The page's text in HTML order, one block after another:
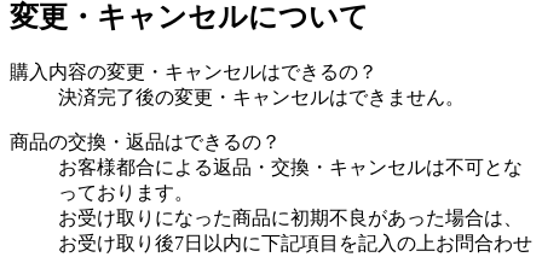
変更・キャンセルについて
購入内容の変更・キャンセルはできるの？
決済完了後の変更・キャンセルはできません。
商品の交換・返品はできるの？
お客様都合による返品・交換・キャンセルは不可とな
っております。
お受け取りになった商品に初期不良があった場合は、
お受け取り後7日以内に下記項目を記入の上お問合わせ